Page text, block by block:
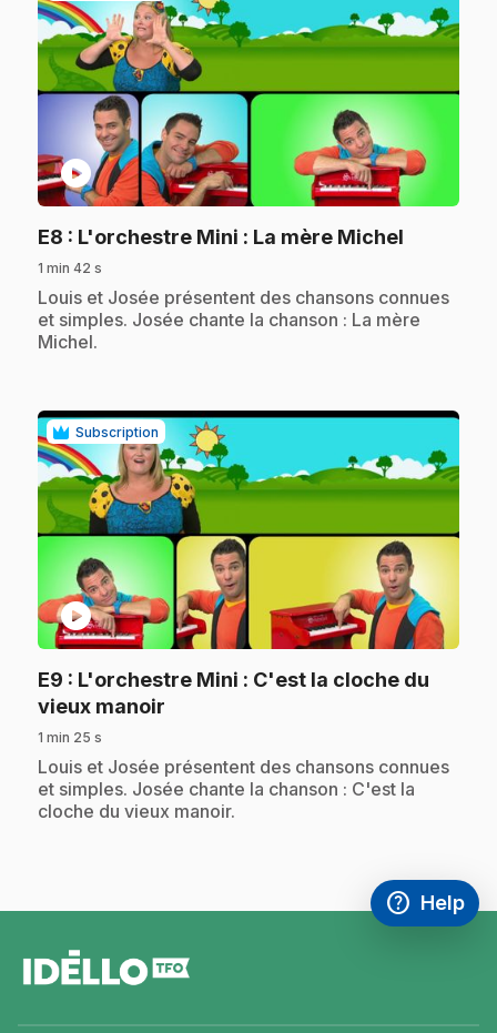
play_circle
E8 : L'orchestre Mini : La mère Michel
1 min 42 s
.Louis et Josée présentent des chansons connues
et simples. Josée chante la chanson : La mère
Michel.
Subscription
play_circle
E9 : L'orchestre Mini : C'est la cloche du
vieux manoir
1 min 25 s
.Louis et Josée présentent des chansons connues
et simples. Josée chante la chanson : C'est la
cloche du vieux manoir.
help
Access
Help
,This link